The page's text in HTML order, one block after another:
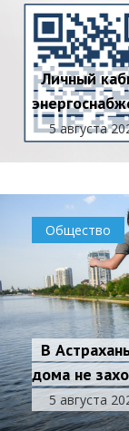
Личный
5 августа
Общество
В
дома не
5 августа